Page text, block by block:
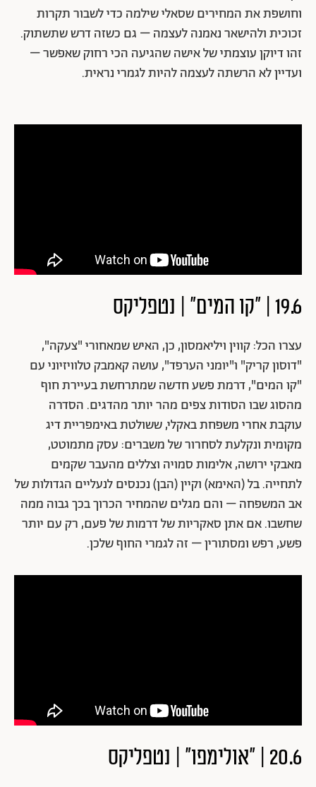
וחושפת את המחירים שסאלי שילמה כדי לשבור תקרות
זכוכית ולהישאר נאמנה לעצמה – גם כשזה דרש שתשתוק.
זהו דיוקן עוצמתי של אישה שהגיעה הכי רחוק שאפשר –
ועדיין לא הרשתה לעצמה להיות לגמרי נראית.
19.6 | "קו המים" | נטפליקס
עצרו הכל: קווין ויליאמסון, כן, האיש שמאחורי "צעקה",
"דוסון קריק" ו"יומני הערפד", עושה קאמבק טלוויזיוני עם
"קו המים", דרמת פשע חדשה שמתרחשת בעיירת חוף
מהסוג שבו הסודות צפים מהר יותר מהדגים. הסדרה
עוקבת אחרי משפחת באקלי, ששולטת באימפריית דיג
מקומית ונקלעת לסחרור של משברים: עסק מתמוטט,
מאבקי ירושה, אלימות סמויה וצללים מהעבר שקמים
לתחייה. בל (האימא) וקיין (הבן) נכנסים לנעליים הגדולות של
אב המשפחה – והם מגלים שהמחיר הכרוך בכך גבוה ממה
שחשבו. אם אתן סאקריות של דרמות של פעם, רק עם יותר
פשע, רפש ומסתורין – זה לגמרי החוף שלכן.
20.6 | "אולימפו" | נטפליקס